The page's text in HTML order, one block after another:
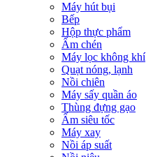
Máy hút bụi
Bếp
Hộp thực phẩm
Ấm chén
Máy lọc không khí
Quạt nóng, lạnh
Nồi chiên
Máy sấy quần áo
Thùng đựng gạo
Ấm siêu tốc
Máy xay
Nồi áp suất